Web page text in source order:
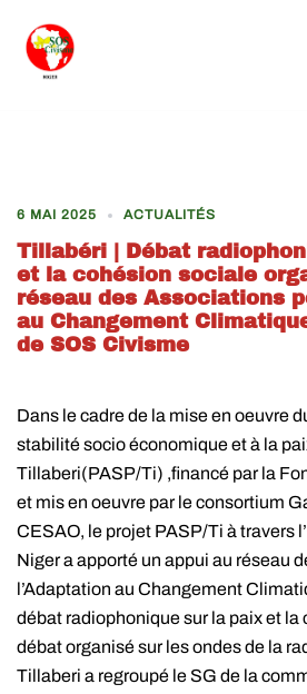
contenu
6 MAI 2025 ACTUALITÉS
Tillabéri | Débat
et la cohésion sociale
réseau des Associations
au Changement
de SOS Civisme
Dans le cadre de la mise en oeuvre
stabilité socio économique et à la
Tillaberi(PASP/Ti) ,financé par la
et mis en oeuvre par le consortium
CESAO, le projet PASP/Ti à travers
Niger a apporté un appui au réseau
l’Adaptation au Changement
débat radiophonique sur la paix et la
débat organisé sur les ondes de la
Tillaberi a regroupé le SG de la